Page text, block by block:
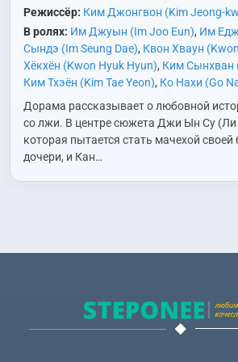
Режиссёр: Ким Джонгвон (Kim Jeong-
В ролях: Им Джуын (Im Joo Eun), Им
Сындэ (Im Seung Dae), Квон Хваун
Хёкхён (Kwon Hyuk Hyun), Ким Сынхван
Ким Тхэён (Kim Tae Yeon), Ко Нахи (Go
Soo Hee)
Ли Вонджон (Lee Won Jong
(Lee Il Hwa)
Ли Юри (Lee Yoo Ri) , Мун
Нам Мённёль (Nam Myung Ryul)
,Пэк
Сон Джэхи (Song Jae Hee)
Дэсон (Choi Dae Sung)
Сонмо (Yoon Sung Mo)
Дорама рассказывает о любовной
со лжи. В центре сюжета Джи Ын Су
которая пытается стать мачехой своей
дочери, и Кан…